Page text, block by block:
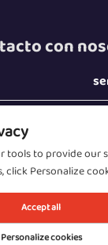
con
por Beijing
Co., Ltd.
de privacidad
tools to provide our
Personalize
Personalize cookies
Accept all